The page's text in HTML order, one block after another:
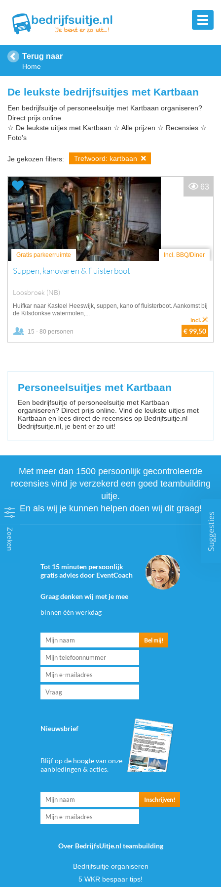
Terug naar
Home
Zoeken
De leukste bedrijfsuitjes met Kartbaan
Een bedrijfsuitje of personeelsuitje met Kartbaan organiseren?
Direct prijs online.
☆ De leukste uitjes met Kartbaan ☆ Alle prijzen ☆ Recensies ☆
Foto's
Je gekozen filters: Trefwoord: kartbaan
Gratis parkeerruimte Incl. BBQ/Diner
Suppen, kanovaren & fluisterboot
Loosbroek (NB)
Huifkar naar Kasteel Heeswijk, suppen, kano of fluisterboot. Aankomst bij
de Kilsdonkse watermolen,...
15 - 80 personen € 99,50
incl.
63
Personeelsuitjes met Kartbaan
Een bedrijfsuitje of personeelsuitje met Kartbaan
organiseren? Direct prijs online. Vind de leukste uitjes met
Kartbaan en lees direct de recensies op Bedrijfsuitje.nl
Bedrijfsuitje.nl, je bent er zo uit!
Met meer dan 1500 persoonlijk gecontroleerde
recensies vind je verzekerd een goed teambuilding
uitje.
En als wij je kunnen helpen doen wij dit graag!
Tot 15 minuten persoonlijk
gratis advies door EventCoach
Graag denken wij met je mee
binnen één werkdag
Nieuwsbrief
Blijf op de hoogte van onze
aanbiedingen & acties.
Over BedrijfsUitje.nl teambuilding
Bedrijfsuitje organiseren
5 WKR bespaar tips!
Suggesties